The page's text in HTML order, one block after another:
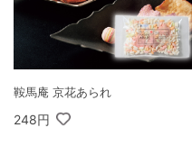
鞍馬庵 京花あられ
248円